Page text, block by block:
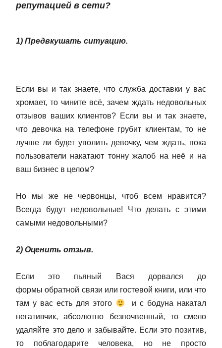
репутацией в сети?
1) Предвкушать ситуацию.
Если вы и так знаете, что служба доставки у вас
хромает, то чините всё, зачем ждать недовольных
отзывов ваших клиентов? Если вы и так знаете,
что девочка на телефоне грубит клиентам, то не
лучше ли будет уволить девочку, чем ждать, пока
пользователи накатают тонну жалоб на неё и на
ваш бизнес в целом?
Но мы же не червонцы, чтоб всем нравится?
Всегда будут недовольные! Что делать с этими
самыми недовольными?
2) Оценить отзыв.
Если это пьяный Вася дорвался до
формы обратной связи или гостевой книги, или что
там у вас есть для этого
и с бодуна накатал
негативчик, абсолютно безпочвенный, то смело
удаляйте это дело и забывайте. Если это позитив,
то поблагодарите человека, но не просто